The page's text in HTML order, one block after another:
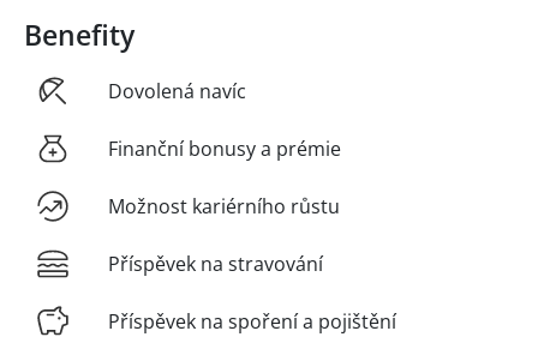
Benefity
Dovolená navíc
Finanční bonusy a prémie
Možnost kariérního růstu
Příspěvek na stravování
Příspěvek na spoření a pojištění